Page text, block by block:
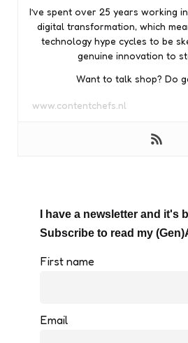
I’ve spent over 25 years working
digital transformation, which
technology hype cycles to be
genuine innovation to
Want to talk shop? Do
www.contentchefs.nl
I have a newsletter and it's
Subscribe to read my
First name
Email